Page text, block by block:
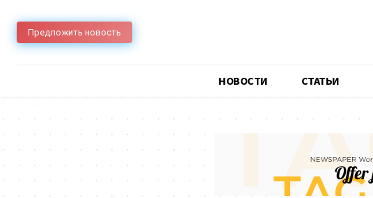
Предложить новость
НОВОСТИ CТАТЬИ